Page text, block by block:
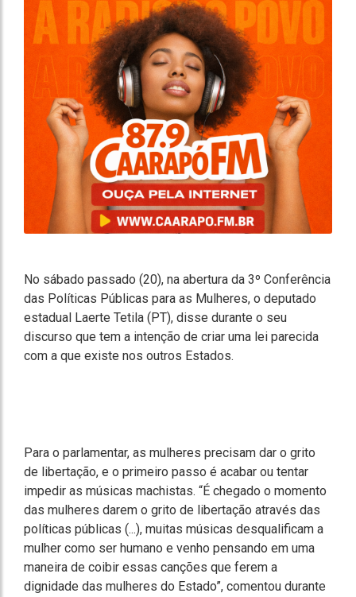
No sábado passado (20), na abertura da 3º Conferência
das Políticas Públicas para as Mulheres, o deputado
estadual Laerte Tetila (PT), disse durante o seu
discurso que tem a intenção de criar uma lei parecida
com a que existe nos outros Estados.
Para o parlamentar, as mulheres precisam dar o grito
de libertação, e o primeiro passo é acabar ou tentar
impedir as músicas machistas. “É chegado o momento
das mulheres darem o grito de libertação através das
políticas públicas (...), muitas músicas desqualificam a
mulher como ser humano e venho pensando em uma
maneira de coibir essas canções que ferem a
dignidade das mulheres do Estado”, comentou durante